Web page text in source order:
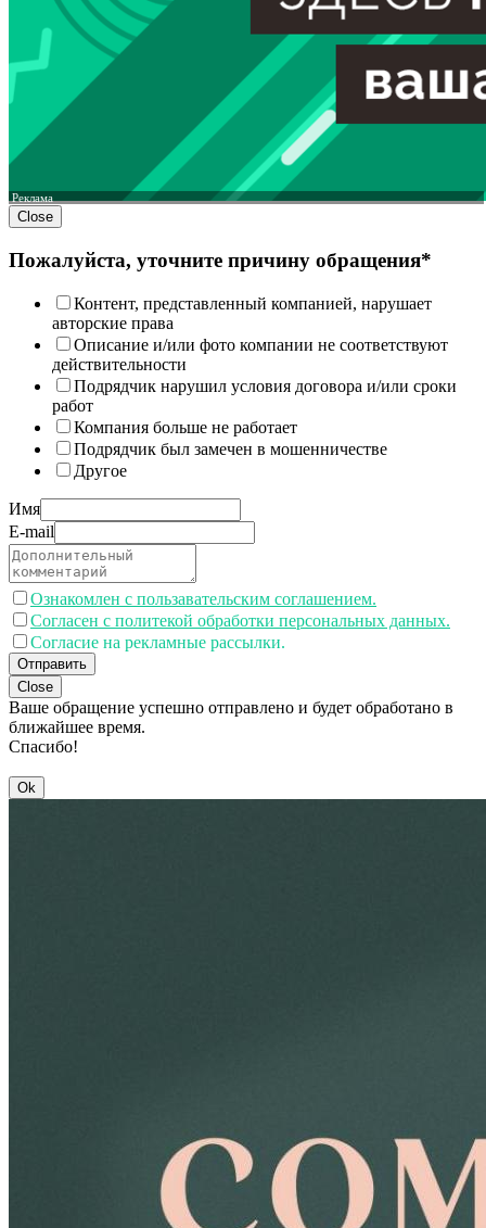
Реклама
Close
Пожалуйста, уточните причину обращения*
Контент, представленный компанией, нарушает
авторские права
Описание и/или фото компании не соответствуют
действительности
Подрядчик нарушил условия договора и/или сроки
работ
Компания больше не работает
Подрядчик был замечен в мошенничестве
Другое
Имя
E-mail
Ознакомлен с пользавательским соглашением.
Согласен с политекой обработки персональных данных.
Согласие на рекламные рассылки.
Отправить
Close
Ваше обращение успешно отправлено и будет обработано в
ближайшее время.
Спасибо!
Ok